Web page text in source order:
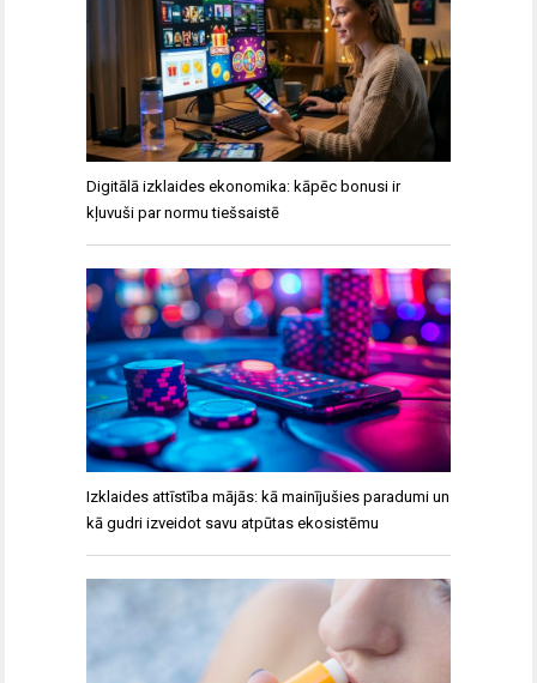
Digitālā izklaides ekonomika: kāpēc bonusi ir
kļuvuši par normu tiešsaistē
Izklaides attīstība mājās: kā mainījušies paradumi un
kā gudri izveidot savu atpūtas ekosistēmu